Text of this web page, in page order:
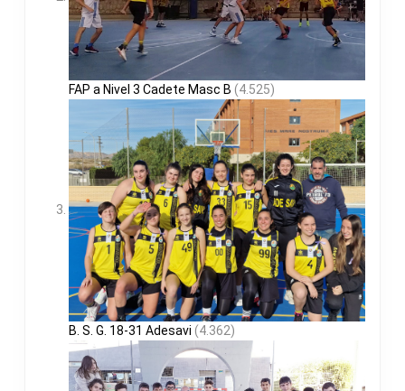
FAP a Nivel 3 Cadete Masc B (4.525)
B. S. G. 18-31 Adesavi (4.362)